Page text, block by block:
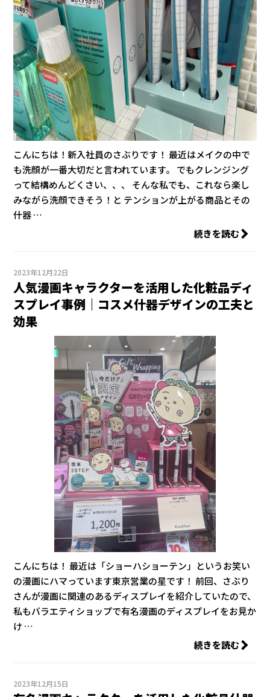
こんにちは！新入社員のさぶりです！ 最近はメイクの中で
も洗顔が一番大切だと言われています。 でもクレンジング
って結構めんどくさい、、、 そんな私でも、これなら楽し
みながら洗顔できそう！と テンションが上がる商品とその
什器 …
続きを読む
2023年12月22日
人気漫画キャラクターを活用した化粧品ディ
スプレイ事例｜コスメ什器デザインの工夫と
効果
こんにちは！ 最近は「ショーハショーテン」というお笑い
の漫画にハマっています東京営業の星です！ 前回、さぶり
さんが漫画に関連のあるディスプレイを紹介していたので、
私もバラエティショップで有名漫画のディスプレイをお見か
け …
続きを読む
2023年12月15日